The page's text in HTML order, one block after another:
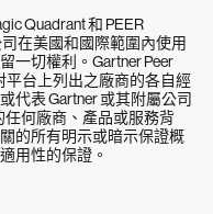
Quadrant 和 PEER
司在美國和國際範圍內使用
一切權利。Gartner Peer
平台上列出之廠商的各自經
代表 Gartner 或其附屬公司
任何廠商、產品或服務背
的所有明示或暗示保證概
用性的保證。